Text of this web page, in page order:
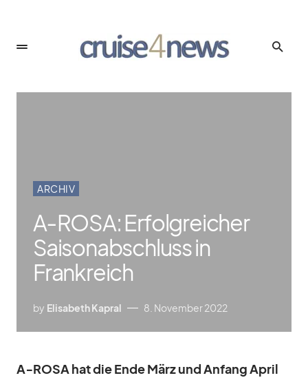
ARCHIV
A‑ROSA: Erfolgreicher
Saisonabschluss in
Frankreich
by Elisabeth Kapral 8. November 2022
A‑ROSA hat die Ende März und An­fang April